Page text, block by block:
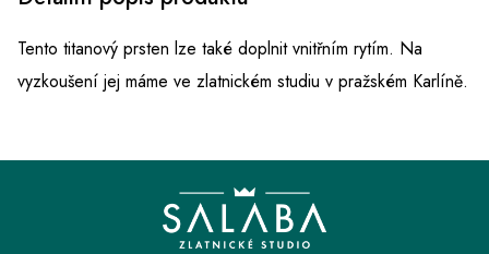
Tento titanový prsten lze také doplnit vnitřním rytím. Na
vyzkoušení jej máme ve zlatnickém studiu v pražském Karlíně.